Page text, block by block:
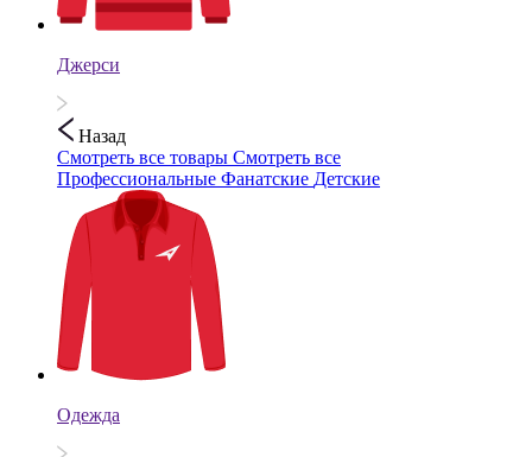
Джерси
Назад
Смотреть все товары Смотреть все
Профессиональные Фанатские Детские
Одежда